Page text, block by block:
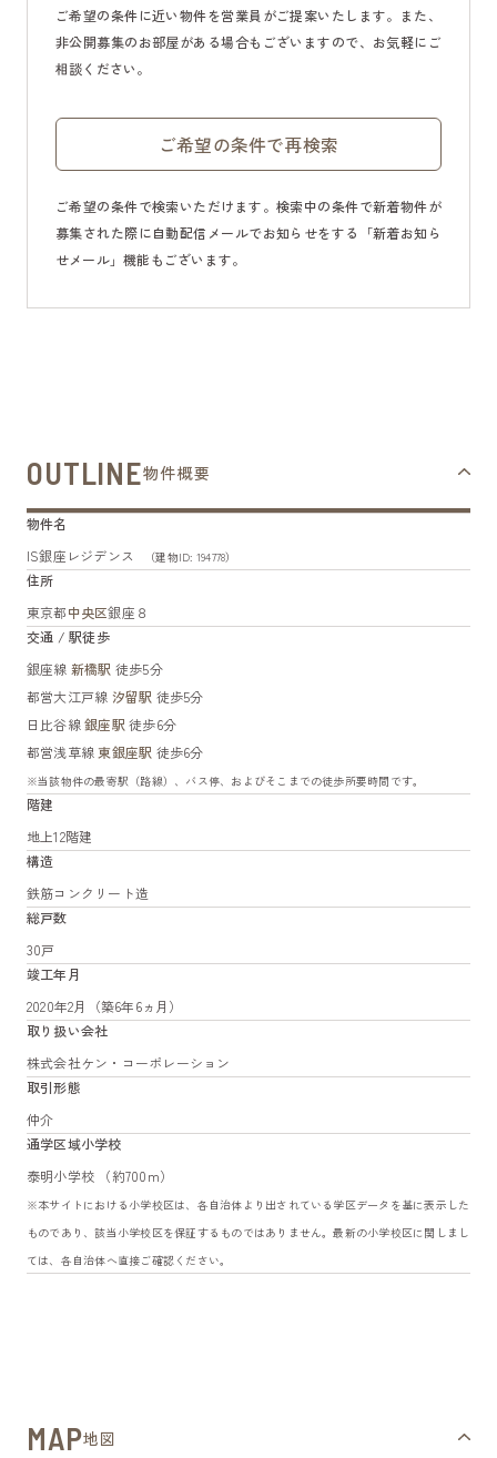
ご希望の条件に近い物件を営業員がご提案いたします。また、
非公開募集のお部屋がある場合もございますので、お気軽にご
相談ください。
ご希望の条件で再検索
ご希望の条件で検索いただけます。検索中の条件で新着物件が
募集された際に自動配信メールでお知らせをする「新着お知ら
せメール」機能もございます。
OUTLINE物件概要
物件名
IS銀座レジデンス
（建物ID: 194778）
住所
東京都中央区銀座８
交通 / 駅徒歩
銀座線 新橋駅 徒歩5分
都営大江戸線 汐留駅 徒歩5分
日比谷線銀座駅 徒歩6分
都営浅草線東銀座駅 徒歩6分
※当該物件の最寄駅（路線）、バス停、およびそこまでの徒歩所要時間です。
階建
地上12階建
構造
鉄筋コンクリート造
総戸数
30戸
竣工年月
2020年2月（築6年6ヵ月）
取り扱い会社
株式会社ケン・コーポレーション
取引形態
仲介
通学区域小学校
泰明小学校 （約700m）
※本サイトにおける小学校区は、各自治体より出されている学区データを基に表示した
ものであり、該当小学校区を保証するものではありません。最新の小学校区に関しまし
ては、各自治体へ直接ご確認ください。
MAP地図